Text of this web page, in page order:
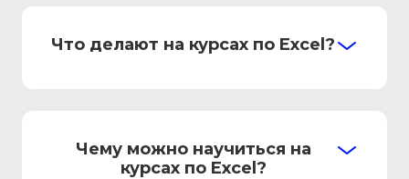
Что делают на курсах по Excel?
Чему можно научиться на
курсах по Excel?